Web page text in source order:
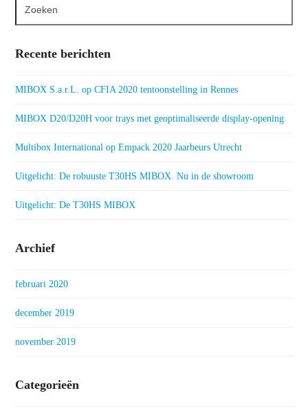
Recente berichten
MIBOX S.a.r.L. op CFIA 2020 tentoonstelling in Rennes
MIBOX D20/D20H voor trays met geoptimaliseerde display-opening
Multibox International op Empack 2020 Jaarbeurs Utrecht
Uitgelicht: De robuuste T30HS MIBOX. Nu in de showroom
Uitgelicht: De T30HS MIBOX
Archief
februari 2020
december 2019
november 2019
Categorieën